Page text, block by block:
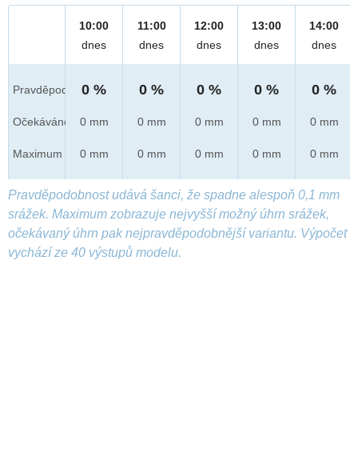
Pravděpod.
Očekáváno
Maximum
10:00
dnes
0 %
0 mm
0 mm
11:00
dnes
0 %
0 mm
0 mm
12:00
dnes
0 %
0 mm
0 mm
13:00
dnes
0 %
0 mm
0 mm
14:00
dnes
0 %
0 mm
0 mm
Pravděpodobnost udává šanci, že spadne alespoň 0,1 mm
srážek. Maximum zobrazuje nejvyšší možný úhrn srážek,
očekávaný úhrn pak nejpravděpodobnější variantu. Výpočet
vychází ze 40 výstupů modelu.